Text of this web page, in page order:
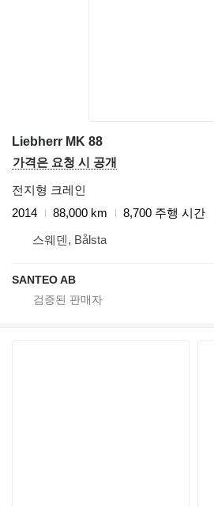
Liebherr MK 88
가격은 요청 시 공개
전지형 크레인
2014
88,000 km
8,700 주행 시간
스웨덴, Bålsta
SANTEO AB